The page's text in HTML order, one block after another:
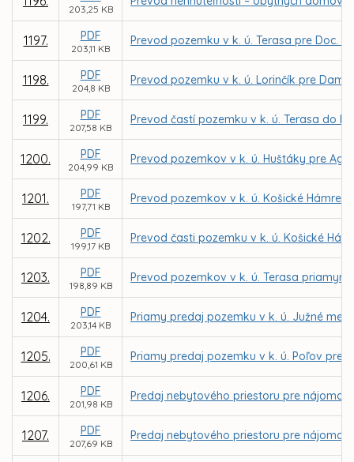
203,25 KB
1197. PDF
203,11 KB
Prevod pozemku v k. ú. Terasa pre Doc.
1198. PDF
204,8 KB
Prevod pozemku v k. ú. Lorinčík pre
1199. PDF
207,58 KB
Prevod častí pozemku v k. ú. Terasa do
1200. PDF
204,99 KB
Prevod pozemkov v k. ú. Huštáky pre
1201. PDF
197,71 KB
Prevod pozemkov v k. ú. Košické Hámre
1202. PDF
199,17 KB
Prevod časti pozemku v k. ú. Košické
1203. PDF
198,89 KB
Prevod pozemkov v k. ú. Terasa
1204. PDF
203,14 KB
Priamy predaj pozemku v k. ú. Južné
1205. PDF
200,61 KB
Priamy predaj pozemku v k. ú. Poľov pre
1206. PDF
201,98 KB
Predaj nebytového priestoru pre nájomcu
1207. PDF
207,69 KB
Predaj nebytového priestoru pre nájomcu